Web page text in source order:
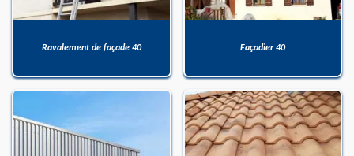
Ravalement de façade 40 Façadier 40